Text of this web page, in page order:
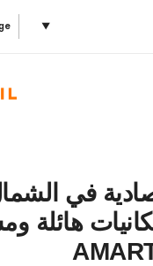
▼
في
هائلة